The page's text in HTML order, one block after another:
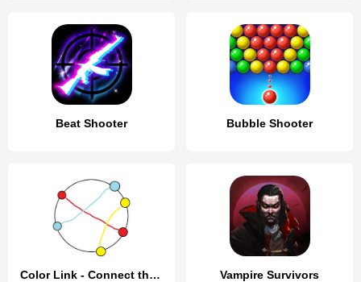
Beat Shooter Bubble Shooter
Color Link - Connect the Dots Vampire Survivors